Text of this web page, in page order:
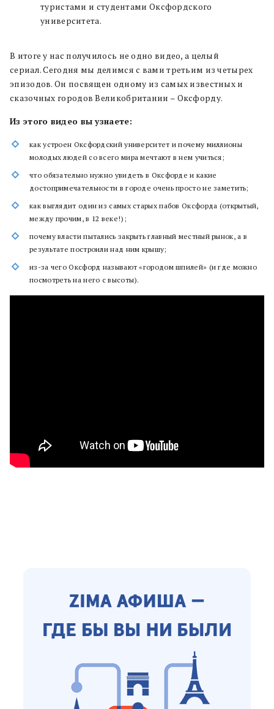
туристами и студентами Оксфордского
университета.
В итоге у нас получилось не одно видео, а целый
сериал. Сегодня мы делимся с вами третьим из четырех
эпизодов. Он посвящен одному из самых известных и
сказочных городов Великобритании – Оксфорду.
Из этого видео вы узнаете:
как устроен Оксфордский университет и почему миллионы
молодых людей со всего мира мечтают в нем учиться;
что обязательно нужно увидеть в Оксфорде и какие
достопримечательности в городе очень просто не заметить;
как выглядит один из самых старых пабов Оксфорда (открытый,
между прочим, в 12 веке!);
почему власти пытались закрыть главный местный рынок, а в
результате построили над ним крышу;
из-за чего Оксфорд называют «городом шпилей» (и где можно
посмотреть на него с высоты).